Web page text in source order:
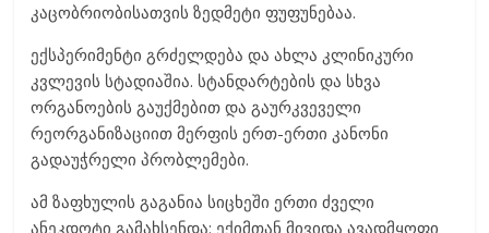
კაცობრიობისათვის ზედმეტი ფუფუნებაა.
ექსპერიმენტი გრძელდება და ახლა კლინიკური
კვლევის სტადიაშია. სტანდარტების და სხვა
ორგანოების გაუქმებით და გაურკვეველი
რეორგანიზაციით მერფის ერთ-ერთი კანონი
გადაუჭრელი პრობლემები.
ამ ზაფხულის გაგანია სიცხეში ერთი ძველი
ანეკდოტი გამახსენდა: ექიმთან მივიდა ავადმყოფი